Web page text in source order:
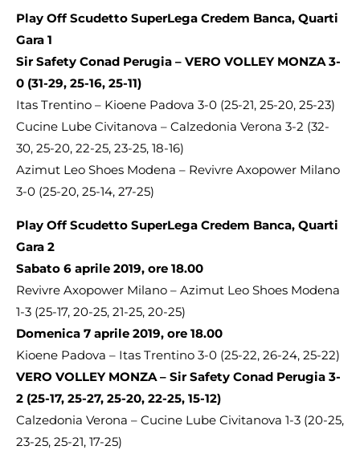
Play Off Scudetto SuperLega Credem Banca, Quarti
Gara 1
Sir Safety Conad Perugia – VERO VOLLEY MONZA 3-
0 (31-29, 25-16, 25-11)
Itas Trentino – Kioene Padova 3-0 (25-21, 25-20, 25-23)
Cucine Lube Civitanova – Calzedonia Verona 3-2 (32-
30, 25-20, 22-25, 23-25, 18-16)
Azimut Leo Shoes Modena – Revivre Axopower Milano
3-0 (25-20, 25-14, 27-25)
Play Off Scudetto SuperLega Credem Banca, Quarti
Gara 2
Sabato 6 aprile 2019, ore 18.00
Revivre Axopower Milano – Azimut Leo Shoes Modena
1-3 (25-17, 20-25, 21-25, 20-25)
Domenica 7 aprile 2019, ore 18.00
Kioene Padova – Itas Trentino 3-0 (25-22, 26-24, 25-22)
VERO VOLLEY MONZA – Sir Safety Conad Perugia 3-
2 (25-17, 25-27, 25-20, 22-25, 15-12)
Calzedonia Verona – Cucine Lube Civitanova 1-3 (20-25,
23-25, 25-21, 17-25)